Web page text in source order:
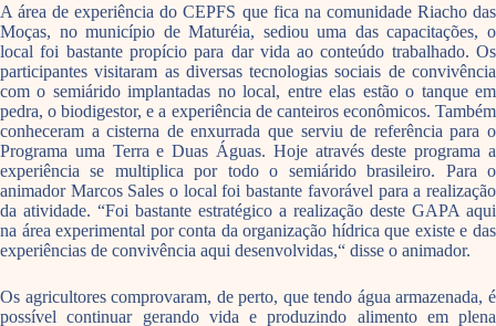
A área de experiência do CEPFS que fica na comunidade Riacho das
Moças, no município de Maturéia, sediou uma das capacitações, o
local foi bastante propício para dar vida ao conteúdo trabalhado. Os
participantes visitaram as diversas tecnologias sociais de convivência
com o semiárido implantadas no local, entre elas estão o tanque em
pedra, o biodigestor, e a experiência de canteiros econômicos. Também
conheceram a cisterna de enxurrada que serviu de referência para o
Programa uma Terra e Duas Águas. Hoje através deste programa a
experiência se multiplica por todo o semiárido brasileiro. Para o
animador Marcos Sales o local foi bastante favorável para a realização
da atividade. “Foi bastante estratégico a realização deste GAPA aqui
na área experimental por conta da organização hídrica que existe e das
experiências de convivência aqui desenvolvidas,“ disse o animador.
Os agricultores comprovaram, de perto, que tendo água armazenada, é
possível continuar gerando vida e produzindo alimento em plena